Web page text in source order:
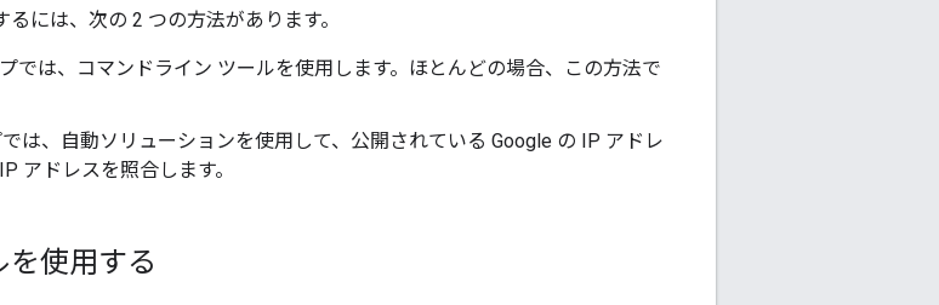
には、次の 2 つの方法があります。
では、コマンドライン ツールを使用します。ほとんどの場合、この方法で
は、自動ソリューションを使用して、公開されている Google の IP アドレ
アドレスを照合します。
を使用する